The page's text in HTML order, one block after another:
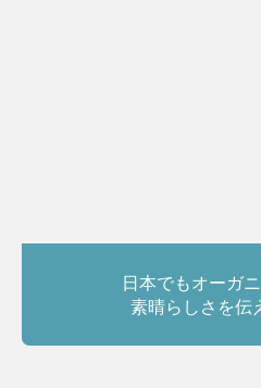
日本でもオーガ
素晴らしさを伝